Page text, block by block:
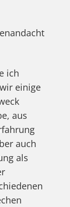
ich
einige
aus
auch
als